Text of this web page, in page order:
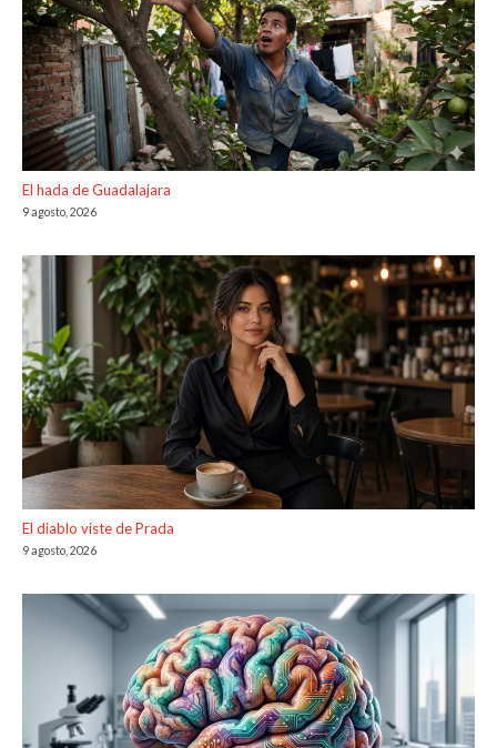
El hada de Guadalajara
9 agosto, 2026
El diablo viste de Prada
9 agosto, 2026